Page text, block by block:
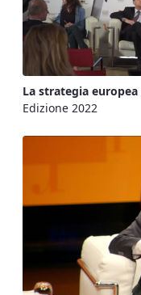
La strategia
Edizione 2022